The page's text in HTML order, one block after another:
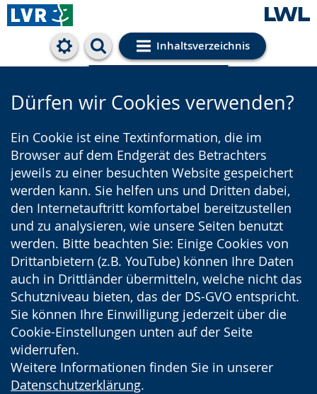
Inhaltsverzeichnis
Cookie-Einstellungen
Dürfen wir Cookies verwenden?
Ein Cookie ist eine Textinformation, die im
Browser auf dem Endgerät des Betrachters
jeweils zu einer besuchten Website gespeichert
werden kann. Sie helfen uns und Dritten dabei,
den Internetauftritt komfortabel bereitzustellen
und zu analysieren, wie unsere Seiten benutzt
werden. Bitte beachten Sie: Einige Cookies von
Drittanbietern (z.B. YouTube) können Ihre Daten
auch in Drittländer übermitteln, welche nicht das
Schutzniveau bieten, das der DS-GVO entspricht.
Sie können Ihre Einwilligung jederzeit über die
Cookie-Einstellungen unten auf der Seite
widerrufen.
Weitere Informationen finden Sie in unserer
Datenschutzerklärung.